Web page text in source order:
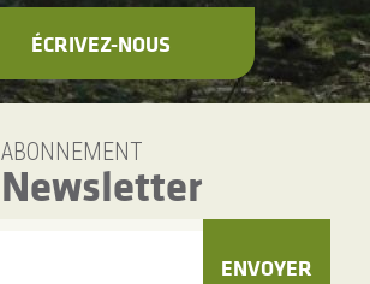
ÉCRIVEZ-NOUS
ABONNEMENT
Newsletter
ENVOYER